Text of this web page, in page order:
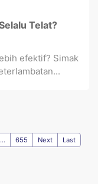
Telat?
efektif? Simak
... 655 Next Last